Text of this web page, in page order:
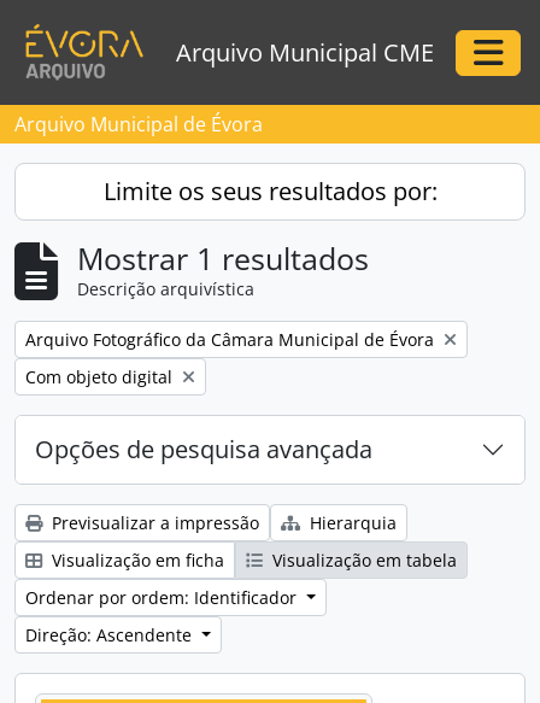
Arquivo Municipal CME
Arquivo Municipal de Évora
Limite os seus resultados por:
Mostrar 1 resultados
Descrição arquivística
Remove filter:
Arquivo Fotográfico da Câmara Municipal de Évora
Remove filter:
Com objeto digital
Opções de pesquisa avançada
Previsualizar a impressão
Hierarquia
Visualização em ficha
Visualização em tabela
Ordenar por ordem: Identificador
Direção: Ascendente